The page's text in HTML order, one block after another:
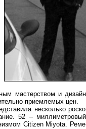
мастерством и
приемлемых цен.
несколько
52 –
Citizen Miyota.